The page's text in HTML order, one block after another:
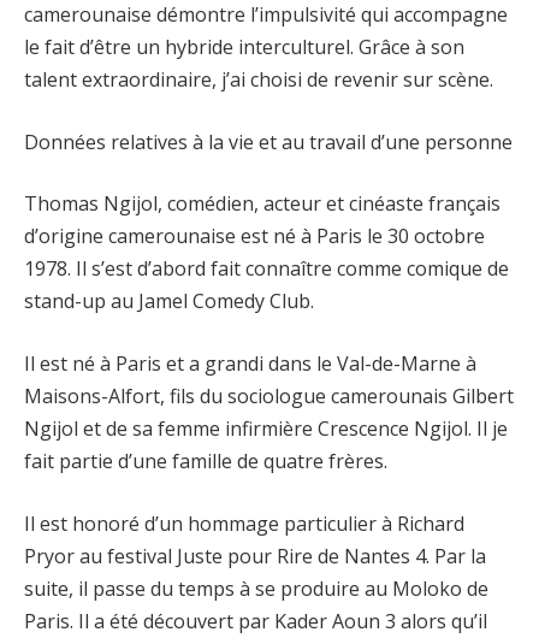
camerounaise démontre l’impulsivité qui accompagne
le fait d’être un hybride interculturel. Grâce à son
talent extraordinaire, j’ai choisi de revenir sur scène.
Données relatives à la vie et au travail d’une personne
Thomas Ngijol, comédien, acteur et cinéaste français
d’origine camerounaise est né à Paris le 30 octobre
1978. Il s’est d’abord fait connaître comme comique de
stand-up au Jamel Comedy Club.
Il est né à Paris et a grandi dans le Val-de-Marne à
Maisons-Alfort, fils du sociologue camerounais Gilbert
Ngijol et de sa femme infirmière Crescence Ngijol. Il je
fait partie d’une famille de quatre frères.
Il est honoré d’un hommage particulier à Richard
Pryor au festival Juste pour Rire de Nantes 4. Par la
suite, il passe du temps à se produire au Moloko de
Paris. Il a été découvert par Kader Aoun 3 alors qu’il